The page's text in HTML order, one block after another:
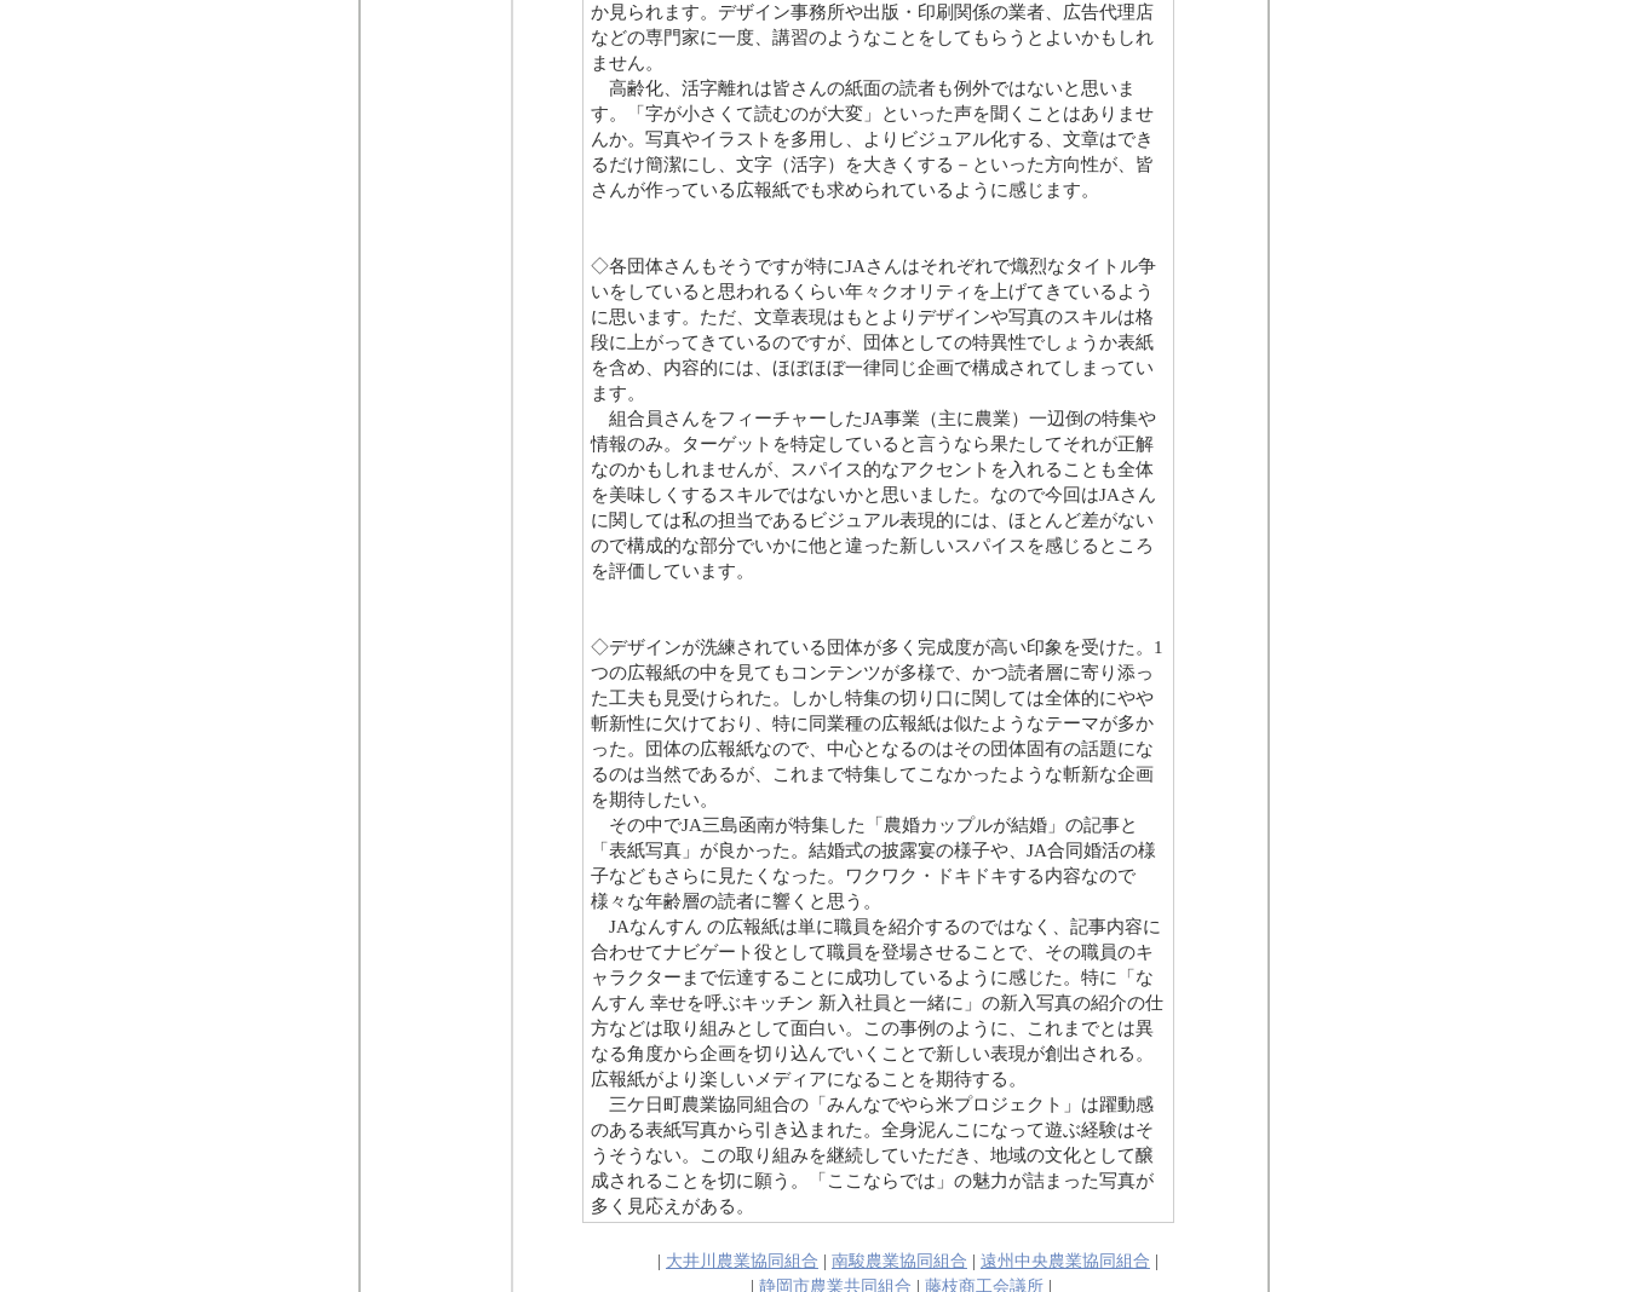
か見られます。デザイン事務所や出版・印刷関係の業者、広告代理店
などの専門家に一度、講習のようなことをしてもらうとよいかもしれ
ません。
高齢化、活字離れは皆さんの紙面の読者も例外ではないと思いま
す。「字が小さくて読むのが大変」といった声を聞くことはありませ
んか。写真やイラストを多用し、よりビジュアル化する、文章はでき
るだけ簡潔にし、文字（活字）を大きくする－といった方向性が、皆
さんが作っている広報紙でも求められているように感じます。
◇各団体さんもそうですが特にJAさんはそれぞれで熾烈なタイトル争
いをしていると思われるくらい年々クオリティを上げてきているよう
に思います。ただ、文章表現はもとよりデザインや写真のスキルは格
段に上がってきているのですが、団体としての特異性でしょうか表紙
を含め、内容的には、ほぼほぼ一律同じ企画で構成されてしまってい
ます。
組合員さんをフィーチャーしたJA事業（主に農業）一辺倒の特集や
情報のみ。ターゲットを特定していると言うなら果たしてそれが正解
なのかもしれませんが、スパイス的なアクセントを入れることも全体
を美味しくするスキルではないかと思いました。なので今回はJAさん
に関しては私の担当であるビジュアル表現的には、ほとんど差がない
ので構成的な部分でいかに他と違った新しいスパイスを感じるところ
を評価しています。
◇デザインが洗練されている団体が多く完成度が高い印象を受けた。1
つの広報紙の中を見てもコンテンツが多様で、かつ読者層に寄り添っ
た工夫も見受けられた。しかし特集の切り口に関しては全体的にやや
斬新性に欠けており、特に同業種の広報紙は似たようなテーマが多か
った。団体の広報紙なので、中心となるのはその団体固有の話題にな
るのは当然であるが、これまで特集してこなかったような斬新な企画
を期待したい。
その中でJA三島函南が特集した「農婚カップルが結婚」の記事と
「表紙写真」が良かった。結婚式の披露宴の様子や、JA合同婚活の様
子などもさらに見たくなった。ワクワク・ドキドキする内容なので
様々な年齢層の読者に響くと思う。
JAなんすん の広報紙は単に職員を紹介するのではなく、記事内容に
合わせてナビゲート役として職員を登場させることで、その職員のキ
ャラクターまで伝達することに成功しているように感じた。特に「な
んすん 幸せを呼ぶキッチン 新入社員と一緒に」の新入写真の紹介の仕
方などは取り組みとして面白い。この事例のように、これまでとは異
なる角度から企画を切り込んでいくことで新しい表現が創出される。
広報紙がより楽しいメディアになることを期待する。
三ケ日町農業協同組合の「みんなでやら米プロジェクト」は躍動感
のある表紙写真から引き込まれた。全身泥んこになって遊ぶ経験はそ
うそうない。この取り組みを継続していただき、地域の文化として醸
成されることを切に願う。「ここならでは」の魅力が詰まった写真が
多く見応えがある。
大井川農業協同組合 南駿農業協同組合 遠州中央農業協同組合
静岡市農業共同組合 藤枝商工会議所